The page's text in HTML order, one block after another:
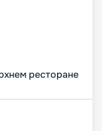
ресторане